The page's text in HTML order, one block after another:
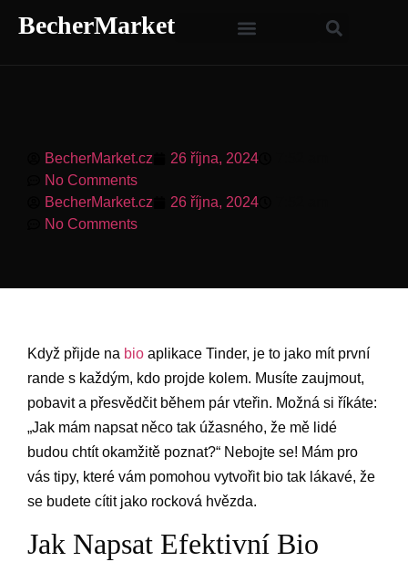
BecherMarket
BecherMarket.cz 26 října, 2024
No Comments
BecherMarket.cz
26 října, 2024
No Comments
Když přijde na bio aplikace Tinder, je to jako mít první
rande s každým, kdo projde kolem. Musíte zaujmout,
pobavit a přesvědčit během pár vteřin. Možná si říkáte:
„Jak mám napsat něco tak úžasného, že mě lidé
budou chtít okamžitě poznat?“ Nebojte se! Mám pro
vás tipy, které vám pomohou vytvořit bio tak lákavé, že
se budete cítit jako rocková hvězda.
Jak Napsat Efektivní Bio